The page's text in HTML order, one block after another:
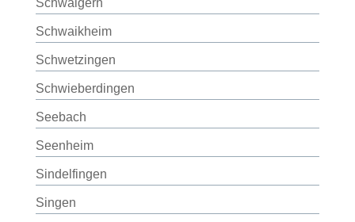
Schwaigern
Schwaikheim
Schwetzingen
Schwieberdingen
Seebach
Seenheim
Sindelfingen
Singen